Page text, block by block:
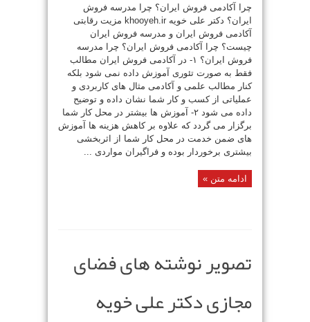
چرا آکادمی فروش ایران؟ چرا مدرسه فروش
ایران؟ دکتر علی خویه khooyeh.ir مزیت رقابتی
آکادمی فروش ایران و مدرسه فروش ایران
چیست؟ چرا آکادمی فروش ایران؟ چرا مدرسه
فروش ایران؟ ۱- در آکادمی فروش ایران مطالب
فقط به صورت تئوری آموزش داده نمی شود بلکه
کنار مطالب علمی و آکادمی مثال های کاربردی و
عملیاتی از کسب و کار شما نشان داده و توضیح
داده می شود ۲- آموزش ها بیشتر در محل کار شما
برگزار می گردد که علاوه بر کاهش هزینه ها آموزش
های ضمن خدمت در محل کار شما از اثربخشی
بیشتری برخوردار بوده و فراگیران مواردی ...
ادامه متن »
تصویر نوشته های فضای
مجازی دکتر علی خویه